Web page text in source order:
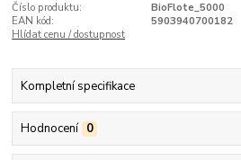
Číslo produktu:
BioFlote_5000
EAN kód:
5903940700182
Hlídat cenu / dostupnost
Kompletní specifikace
Hodnocení 0